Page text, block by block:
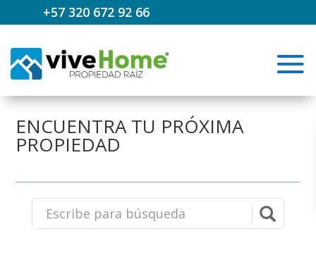
+57 320 672 92 66
ENCUENTRA TU PRÓXIMA
PROPIEDAD